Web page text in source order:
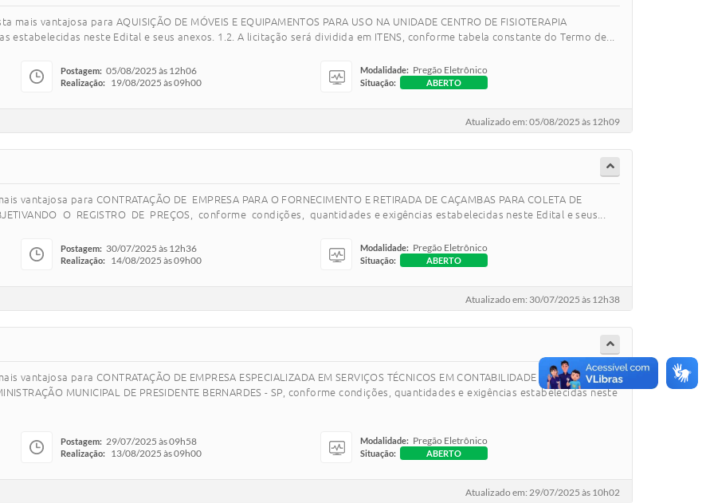
vantajosa para AQUISIÇÃO DE MÓVEIS E EQUIPAMENTOS PARA USO NA UNIDADE CENTRO DE FISIOTERAPIA
estabelecidas neste Edital e seus anexos. 1.2. A licitação será dividida em ITENS, conforme tabela constante do Termo de...
Postagem: 05/08/2025 às 12h06
Realização: 19/08/2025 às 09h00
Modalidade: Pregão Eletrônico
Situação: ABERTO
Atualizado em: 05/08/2025 às 12h09
para CONTRATAÇÃO DE EMPRESA PARA O FORNECIMENTO E RETIRADA DE CAÇAMBAS PARA COLETA DE
O REGISTRO DE PREÇOS, conforme condições, quantidades e exigências estabelecidas neste Edital e seus...
Postagem: 30/07/2025 às 12h36
Realização: 14/08/2025 às 09h00
Modalidade: Pregão Eletrônico
Situação: ABERTO
Atualizado em: 30/07/2025 às 12h38
para CONTRATAÇÃO DE EMPRESA ESPECIALIZADA EM SERVIÇOS TÉCNICOS EM CONTABILIDADE PÚBLICA PARA
MUNICIPAL DE PRESIDENTE BERNARDES - SP, conforme condições, quantidades e exigências estabelecidas neste
Postagem: 29/07/2025 às 09h58
Realização: 13/08/2025 às 09h00
Modalidade: Pregão Eletrônico
Situação: ABERTO
Atualizado em: 29/07/2025 às 10h02